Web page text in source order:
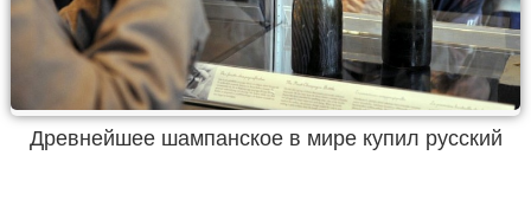
Древнейшее шампанское в мире купил русский